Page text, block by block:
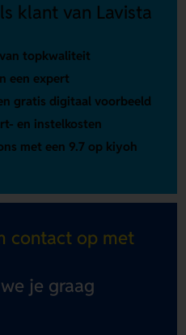
klant van Lavista
topkwaliteit
een expert
gratis digitaal voorbeeld
en instelkosten
met een 9.7 op kiyoh
contact op met
je graag